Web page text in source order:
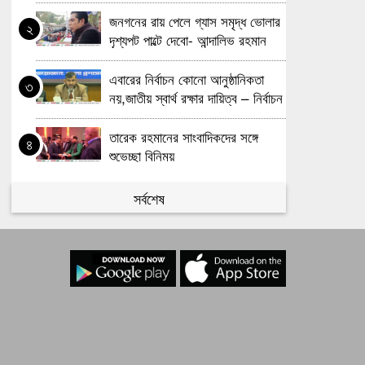
৭ মেজর হাফিজের দ্বিগুণ তার স্ত্রীর সম্পদ
খালেদা জিয়ার সমাধিতে শ্রদ্ধা জানাতে
আজও মানুষের ঢল
আবারও বাড়ল এলপি গ্যাসের দাম
১০
দিল্লিতে থাকা আপনার বোনকে
বাংলাদেশে ফেরত পাঠান, মোদিকে
২
জনগনের রায় পেলে গ্যাস সমৃদ্ধ ভোলার
দৃশ্যপট পাল্টে দেবো- আন্দালিভ রহমান
পার্থ
৩
এবারের নির্বাচন কোনো আনুষ্ঠানিকতা
নয়,জাতীয় স্বার্থ রক্ষার দায়িত্ব – নির্বাচন
কমিশনার
৪
তারেক রহমানের সাংবাদিকদের সঙ্গে
শুভেচ্ছা বিনিময়
দু-এক দিনের মধ্যে বিএনপির চেয়ারম্যান
হচ্ছেন তারেক রহমান
কবে থেকে শুরু হবে যৌথবাহিনীর
অভিযান জানালো ইসি
সর্বশেষ